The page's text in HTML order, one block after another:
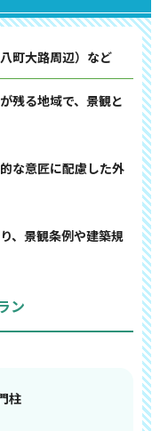
町大路周辺）など
残る地域で、景観と
な意匠に配慮した外
、景観条例や建築規
ン
柱